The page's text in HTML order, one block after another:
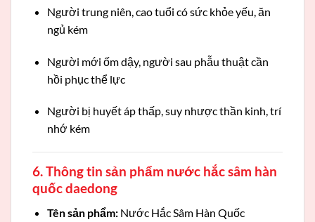
Người trung niên, cao tuổi có sức khỏe yếu, ăn
ngủ kém
Người mới ốm dậy, người sau phẫu thuật cần
hồi phục thể lực
Người bị huyết áp thấp, suy nhược thần kinh, trí
nhớ kém
6. Thông tin sản phẩm nước hắc sâm hàn
quốc daedong
Tên sản phẩm:Nước Hắc Sâm Hàn Quốc